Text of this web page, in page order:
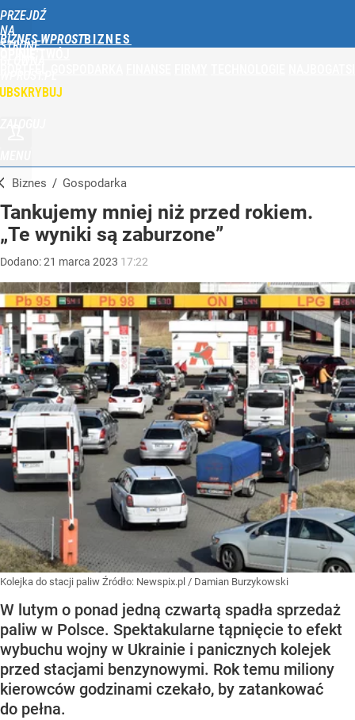
PRZEJDŹ
NA
STRONĘ
BIZNES WPROST
Biznes / Gospodarka
Tankujemy mniej niż przed rokiem.
„Te wyniki są zaburzone”
Dodano:21 marca 2023 17:22
Kolejka do stacji paliw Źródło: Newspix.pl / Damian Burzykowski
W lutym o ponad jedną czwartą spadła sprzedaż
paliw w Polsce. Spektakularne tąpnięcie to efekt
wybuchu wojny w Ukrainie i panicznych kolejek
przed stacjami benzynowymi. Rok temu miliony
kierowców godzinami czekało, by zatankować
do pełna.